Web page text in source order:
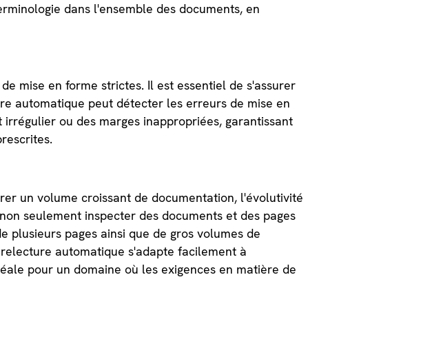
dans l'ensemble des documents, en
mise en forme strictes. Il est essentiel de s'assurer
automatique peut détecter les erreurs de mise en
ou des marges inappropriées, garantissant
un volume croissant de documentation, l'évolutivité
seulement inspecter des documents et des pages
plusieurs pages ainsi que de gros volumes de
automatique s'adapte facilement à
pour un domaine où les exigences en matière de